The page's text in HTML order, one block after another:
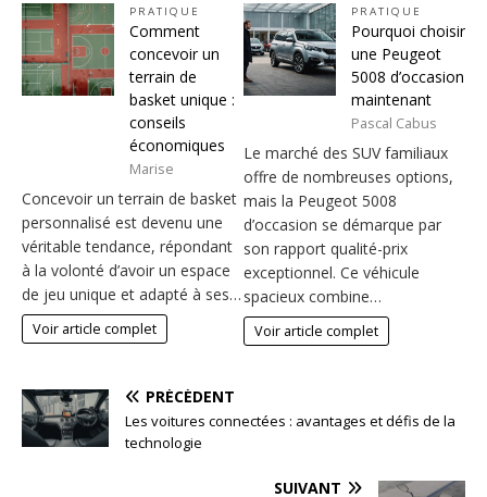
PRATIQUE
Comment
concevoir un
terrain de
basket unique :
conseils
économiques
Marise
Concevoir un terrain de basket
personnalisé est devenu une
véritable tendance, répondant
à la volonté d’avoir un espace
de jeu unique et adapté à ses…
Voir article complet
PRATIQUE
Pourquoi choisir
une Peugeot
5008 d’occasion
maintenant
Pascal Cabus
Le marché des SUV familiaux
offre de nombreuses options,
mais la Peugeot 5008
d’occasion se démarque par
son rapport qualité-prix
exceptionnel. Ce véhicule
spacieux combine…
Voir article complet
PRÉCÉDENT
Les voitures connectées : avantages et défis de la
technologie
SUIVANT